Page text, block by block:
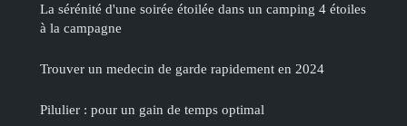
La sérénité d'une soirée étoilée dans un camping 4 étoiles
à la campagne
Trouver un medecin de garde rapidement en 2024
Pilulier : pour un gain de temps optimal